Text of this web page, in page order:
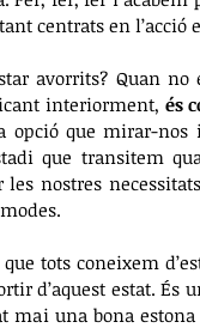
centrats en l’acció
avorrits? Quan
interiorment, és
opció que mirar-
que transitem
les nostres
tots coneixem
d’aquest estat. És
mai una bona